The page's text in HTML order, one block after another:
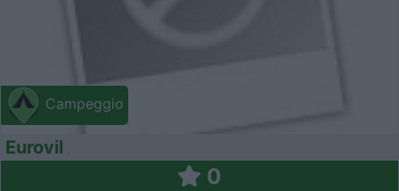
Campeggio
Eurovil
0